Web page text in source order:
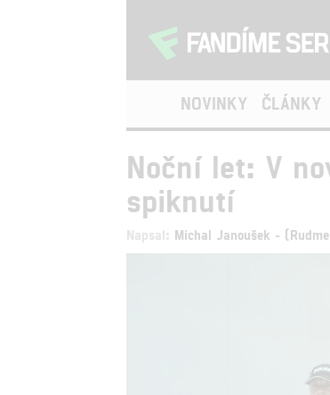
NOVINKY ČLÁNKY
Noční let: V
spiknutí
Napsal: Michal Janoušek -